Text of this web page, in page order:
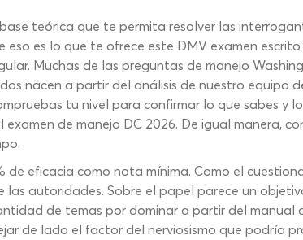
teórica que te permita resolver las
es lo que te ofrece este DMV examen
Muchas de las preguntas de manejo
nacen a partir del análisis de nuestro equipo
tu nivel para confirmar lo que sabes y
de manejo DC 2026. De igual manera,
de eficacia como nota mínima. Como el
autoridades. Sobre el papel parece un
de temas por dominar a partir del manual
de lado el factor del nerviosismo que podría